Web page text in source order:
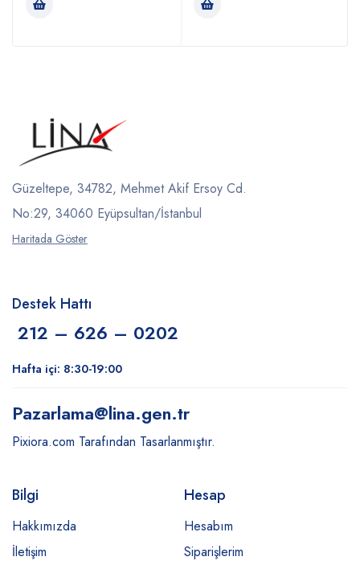
Güzeltepe, 34782, Mehmet Akif Ersoy Cd.
No:29, 34060 Eyüpsultan/İstanbul
Haritada Göster
Destek Hattı
212 – 626 – 0202
Hafta içi: 8:30-19:00
Pazarlama@lina.gen.tr
Pixiora.com Tarafından Tasarlanmıştır.
Bilgi
Hakkımızda
İletişim
Hesap
Hesabım
Siparişlerim